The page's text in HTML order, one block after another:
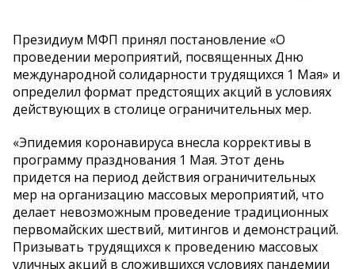
Президиум МФП принял постановление «О
проведении мероприятий, посвященных Дню
международной солидарности трудящихся 1 Мая» и
определил формат предстоящих акций в условиях
действующих в столице ограничительных мер.
«Эпидемия коронавируса внесла коррективы в
программу празднования 1 Мая. Этот день
придется на период действия ограничительных
мер на организацию массовых мероприятий, что
делает невозможным проведение традиционных
первомайских шествий, митингов и демонстраций.
Призывать трудящихся к проведению массовых
уличных акций в сложившихся условиях пандемии